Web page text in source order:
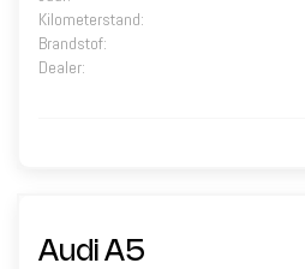
Kilometerstand:
Brandstof:
Dealer:
Audi A5